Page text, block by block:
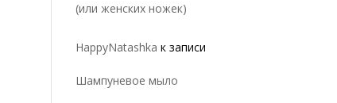
(или женских ножек)
HappyNatashka к записи
Шампуневое мыло